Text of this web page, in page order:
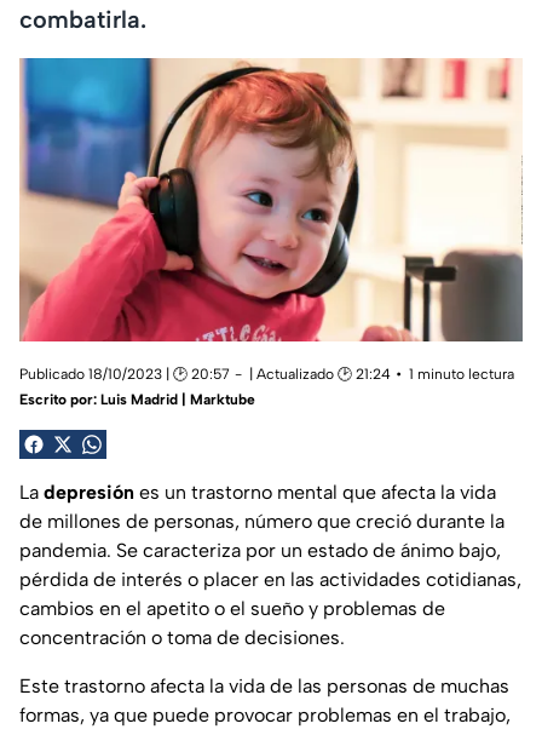
combatirla.
Publicado 18/10/2023 | 🕑 20:57 | Actualizado 🕑 21:24
1 minuto lectura
Escrito por: Luis Madrid | Marktube
La depresión es un trastorno mental que afecta la vida
de millones de personas, número que creció durante la
pandemia. Se caracteriza por un estado de ánimo bajo,
pérdida de interés o placer en las actividades cotidianas,
cambios en el apetito o el sueño y problemas de
concentración o toma de decisiones.
Este trastorno afecta la vida de las personas de muchas
formas, ya que puede provocar problemas en el trabajo,